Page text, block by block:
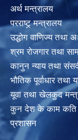
अर्थ मन्त्रालय
परराष्ट्र् मन्त्रालय
उद्धोग वाणिज्य तथा
श्रम रोजगार तथा
कानुन न्याय तथा
भाैतिक पूर्वाधार तथा
यूवा तथा खेलकुद
कुन देश के काम कति
प्रशासन